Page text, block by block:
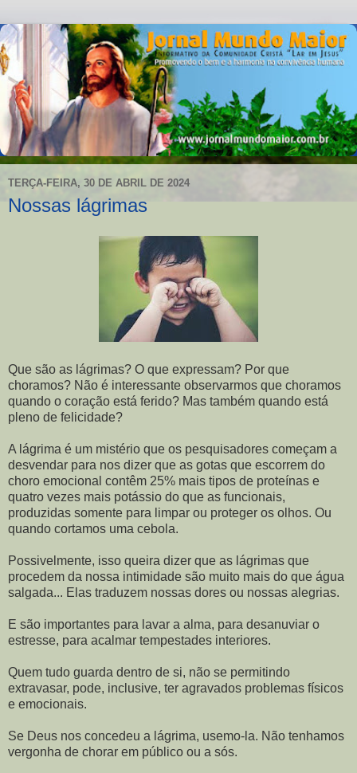
TERÇA-FEIRA, 30 DE ABRIL DE 2024
Nossas lágrimas
Que são as lágrimas? O que expressam? Por que
choramos? Não é interessante observarmos que choramos
quando o coração está ferido? Mas também quando está
pleno de felicidade?
A lágrima é um mistério que os pesquisadores começam a
desvendar para nos dizer que as gotas que escorrem do
choro emocional contêm 25% mais tipos de proteínas e
quatro vezes mais potássio do que as funcionais,
produzidas somente para limpar ou proteger os olhos. Ou
quando cortamos uma cebola.
Possivelmente, isso queira dizer que as lágrimas que
procedem da nossa intimidade são muito mais do que água
salgada... Elas traduzem nossas dores ou nossas alegrias.
E são importantes para lavar a alma, para desanuviar o
estresse, para acalmar tempestades interiores.
Quem tudo guarda dentro de si, não se permitindo
extravasar, pode, inclusive, ter agravados problemas físicos
e emocionais.
Se Deus nos concedeu a lágrima, usemo-la. Não tenhamos
vergonha de chorar em público ou a sós.